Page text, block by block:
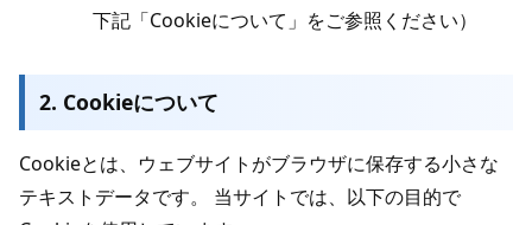
下記「Cookieについて」をご参照ください）
2. Cookieについて
Cookieとは、ウェブサイトがブラウザに保存する小さな
テキストデータです。 当サイトでは、以下の目的で